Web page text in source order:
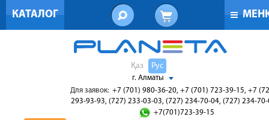
КАТАЛОГ
Қаз Рус
г. Алматы
Для заявок: +7 (701) 980-36-20, +7 (701) 723-39-15, +7
293-93-93, (727) 233-03-03, (727) 234-70-04, (727) 234-
+7(701)723-39-15